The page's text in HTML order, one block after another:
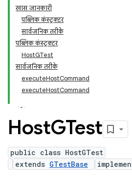
खास जानकारी
पब्लिक कंस्ट्रक्टर
सार्वजनिक तरीके
पब्लिक कंस्ट्रक्टर
HostGTest
सार्वजनिक तरीके
executeHostCommand
executeHostCommand
HostGTest
public class HostGTest
extends GTestBase